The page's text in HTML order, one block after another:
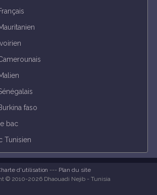
faso
bac
Tunisien
d'utilisation --- Plan du site
© 2010-2026 Dhaouadi Nejib - Tunisia